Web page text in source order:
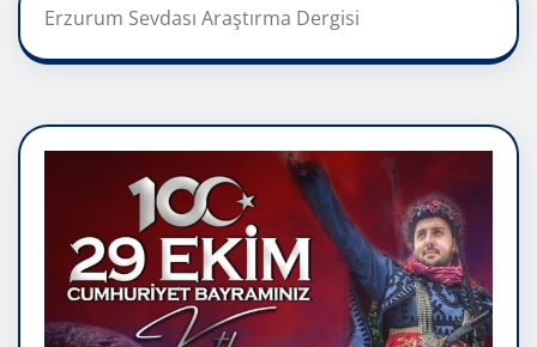
Erzurum Sevdası Araştırma Dergisi